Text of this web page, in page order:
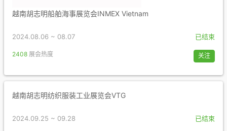
越南胡志明船舶海事展览会INMEX Vietnam
2024.08.06 ~ 08.07 已结束
2408 展会热度 关注
越南胡志明纺织服装工业展览会VTG
2024.09.25 ~ 09.28 已结束